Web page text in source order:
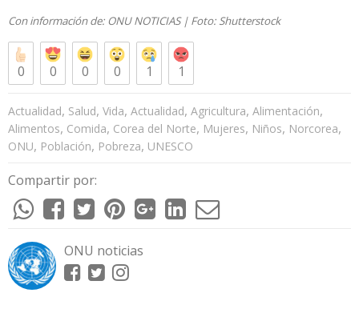
Con información de: ONU NOTICIAS| Foto: Shutterstock
0 0 0 0 1 1
Actualidad, Salud, Vida, Actualidad, Agricultura, Alimentación,
Alimentos, Comida, Corea del Norte, Mujeres, Niños, Norcorea,
ONU, Población, Pobreza, UNESCO
Compartir por:
ONU noticias